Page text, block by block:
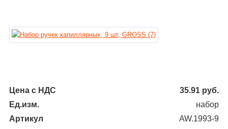
Цена с НДС 35.91 руб.
Ед.изм.
набор
Артикул
AW.1993-9